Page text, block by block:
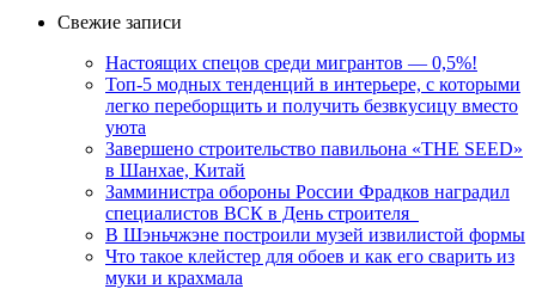
Свежие записи
Настоящих спецов среди мигрантов — 0,5%!
Топ-5 модных тенденций в интерьере, с которыми
легко переборщить и получить безвкусицу вместо
уюта
Завершено строительство павильона «THE SEED»
в Шанхае, Китай
Замминистра обороны России Фрадков наградил
специалистов ВСК в День строителя
В Шэньчжэне построили музей извилистой формы
Что такое клейстер для обоев и как его сварить из
муки и крахмала